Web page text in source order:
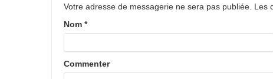
Votre adresse de messagerie ne sera pas publiée. Les
Nom *
Commenter